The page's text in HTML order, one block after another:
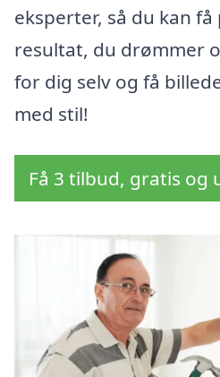
eksperter, så du kan
resultat, du drømmer
for dig selv og få
med stil!
Få 3 tilbud, gratis og